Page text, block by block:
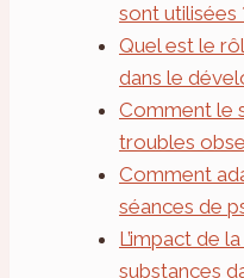
sont utilisées
Quel est le
dans le
Comment le
troubles
Comment
séances de
L’impact de
substances